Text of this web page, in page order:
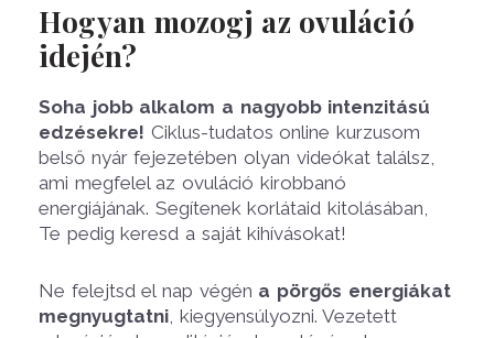
Hogyan mozogj az ovuláció
idején?
Soha jobb alkalom a nagyobb intenzitású
edzésekre! Ciklus-tudatos online kurzusom
belső nyár fejezetében olyan videókat találsz,
ami megfelel az ovuláció kirobbanó
energiájának. Segítenek korlátaid kitolásában,
Te pedig keresd a saját kihívásokat!
Ne felejtsd el nap végén a pörgős energiákat
megnyugtatni, kiegyensúlyozni. Vezetett